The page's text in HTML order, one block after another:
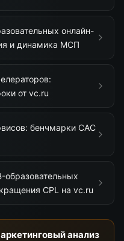
онлайн-
и динамика МСП
от vc.ru
бенчмарки CAC
образовательных
CPL на vc.ru
анализ